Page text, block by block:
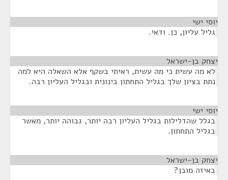
יוסי ישי
גליל עליון, כן. ודאי.
יצחק בן-ישראל
לא מה עשית כי מה עשית, ראיתי בשקף אלא השאלה היא למה
נתת בציון שלך בגליל התחתון בינונית ובגליל העליון רבה.
יוסי ישי
בגלל שהדלילות בגליל העליון רבה יותר, גבוהה יותר, מאשר
בגליל התחתון.
יצחק בן-ישראל
באיזה מובן?